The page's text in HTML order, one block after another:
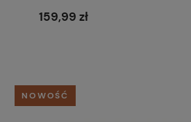
159,99 zł
NOWOŚĆ